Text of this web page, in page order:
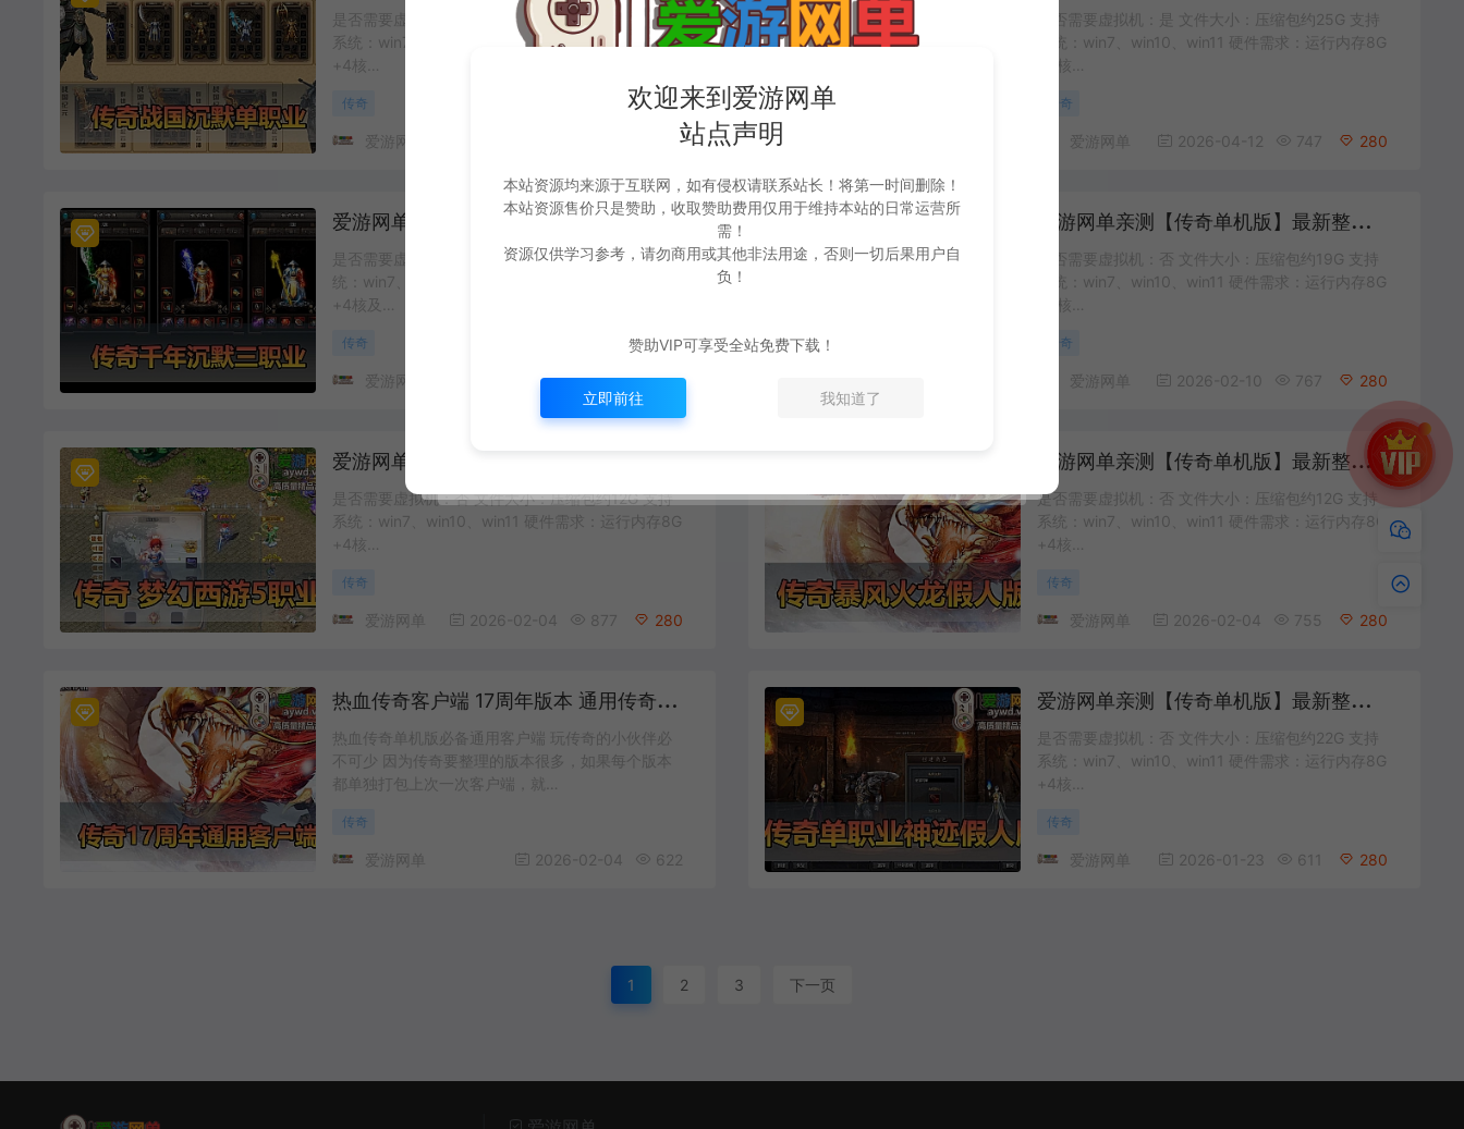
是否需要虚拟机：是 文件大小：压缩包约25G 支持
系统：win7、win10、win11 硬件需求：运行内存8G
+4核…
传奇
爱游网单 280
是否需要虚拟机：是 文件大小：压缩包约25G 支持
系统：win7、win10、win11 硬件需求：运行内存8G
+4核…
传奇
爱游网单 2026-04-12 747 280
爱
游网单亲测【传奇单机版】最新整理带假人 翎风引擎千年沉默三职业暗黑铭文版_器灵特效_成就智者_强化转移_鲜花公主 免虚拟机一键端 视频安装教学
是否需要虚拟机：否 文件大小：压缩包约4G 支持系
统：win7、win10、win11 硬件需求：运行内存8G
+4核及…
传奇
爱游网单 2026-03-21 450 280
爱
游网单亲测【传奇单机版】最新整理大奉打更人单职业沉默 GM命令后台发物品道具 一键启动 视频安装教学
是否需要虚拟机：否 文件大小：压缩包约19G 支持
系统：win7、win10、win11 硬件需求：运行内存8G
+4核…
传奇
爱游网单 2026-02-10 767 280
是否需要虚拟机：否 文件大小：压缩包约12G 支持
系统：win7、win10、win11 硬件需求：运行内存8G
+4核…
传奇
爱游网单 2026-02-04 877 280
爱
游网单亲测【传奇单机版】最新整理暴风火龙微变大极品假人版255单职业传奇版本 带假人光柱 火龍 超级元素+30 一键启动视频安装教学
是否需要虚拟机：否 文件大小：压缩包约12G 支持
系统：win7、win10、win11 硬件需求：运行内存8G
+4核…
传奇
爱游网单 2026-02-04 755 280
热
血传奇客户端 17周年版本 通用传奇客户端下载 传奇单机必备
热血传奇单机版必备通用客户端 玩传奇的小伙伴必
不可少 因为传奇要整理的版本很多，如果每个版本
都单独打包上次一次客户端，就…
传奇
爱游网单 2026-02-04 622
爱
游网单亲测【传奇单机版】最新整理神迹专属神器单职业微变传奇 超智能假人翎风引擎 带文字攻略 一键启动 视频安装教学
是否需要虚拟机：否 文件大小：压缩包约22G 支持
系统：win7、win10、win11 硬件需求：运行内存8G
+4核…
传奇
爱游网单 2026-01-23 611 280
1 2 3 下一页
欢迎来到爱游网单
站点声明
本站资源均来源于互联网，如有侵权请联系站长！将第一时间删除！
本站资源售价只是赞助，收取赞助费用仅用于维持本站的日常运营所
需！
资源仅供学习参考，请勿商用或其他非法用途，否则一切后果用户自
负！
赞助VIP可享受全站免费下载！
立即前往 我知道了